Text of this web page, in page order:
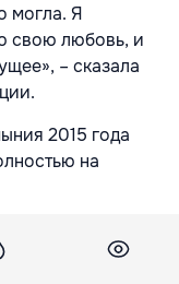
могла. Я
свою любовь, и
– сказала
2015 года
на